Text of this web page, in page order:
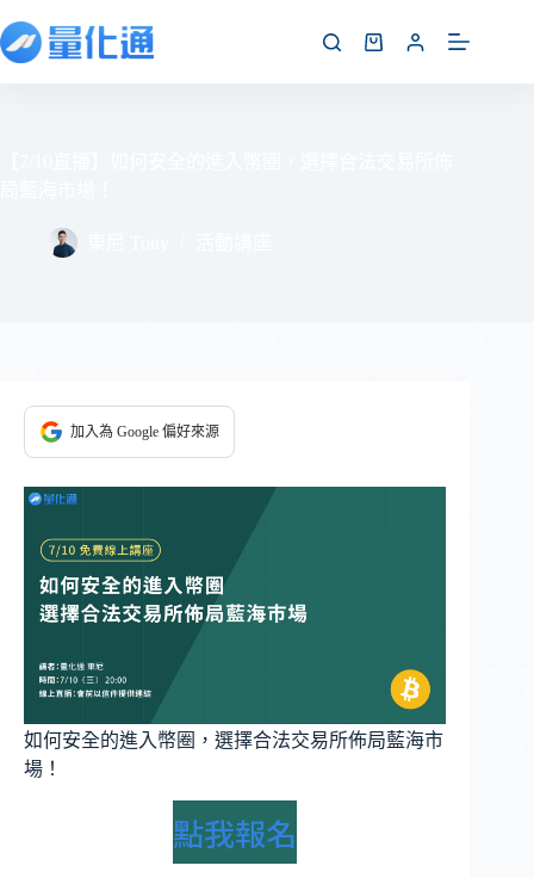
加入為 Google 偏好來源
如何安全的進入幣圈，選擇合法交易所佈局藍海市
場！
點我報名